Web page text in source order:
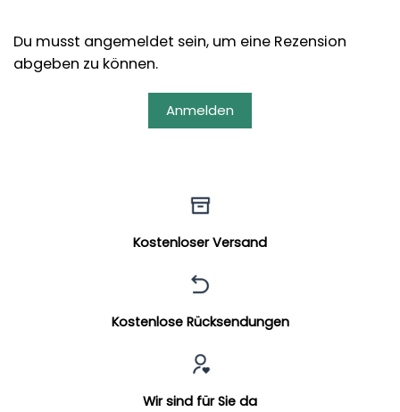
Du musst angemeldet sein, um eine Rezension
abgeben zu können.
Anmelden
Kostenloser Versand
Kostenlose Rücksendungen
Wir sind für Sie da